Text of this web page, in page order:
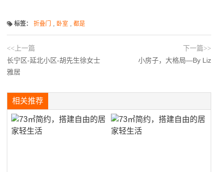
标签： 折叠门 , 卧室 , 都是
<<上一篇
长宁区-延北小区-胡先生徐女士
雅居
下一篇>>
小房子，大格局—By Liz
相关推荐